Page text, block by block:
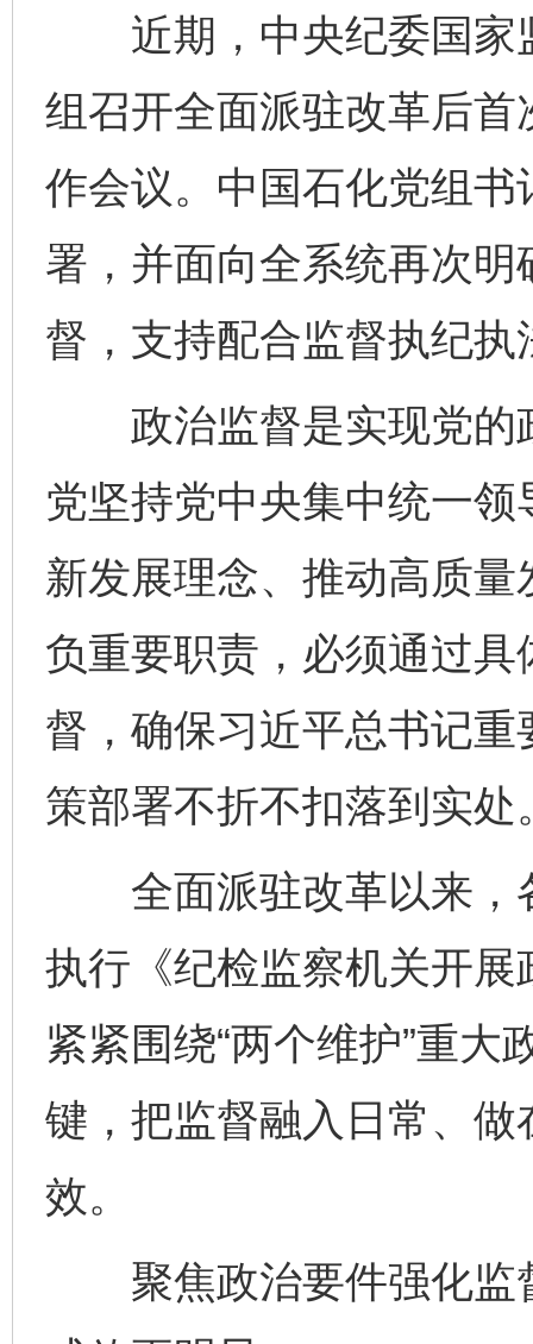
近期，中央纪委国家
组召开全面派驻改革后
作会议。中国石化党组
署，并面向全系统再次
督，支持配合监督执纪执
政治监督是实现党的
党坚持党中央集中统一
新发展理念、推动高质
负重要职责，必须通过
督，确保习近平总书记
策部署不折不扣落到实处
全面派驻改革以来，
执行《纪检监察机关开
紧紧围绕“两个维护”重
键，把监督融入日常、
效。
聚焦政治要件强化监